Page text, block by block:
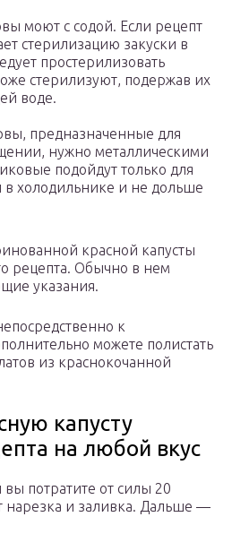
моют с содой. Если рецепт
стерилизацию закуски в
простерилизовать
стерилизуют, подержав их
воде.
предназначенные для
нужно металлическими
подойдут только для
в холодильнике и не дольше
красной капусты
рецепта. Обычно в нем
указания.
к
можете полистать
из краснокочанной
капусту
на любой вкус
потратите от силы 20
нарезка и заливка. Дальше —